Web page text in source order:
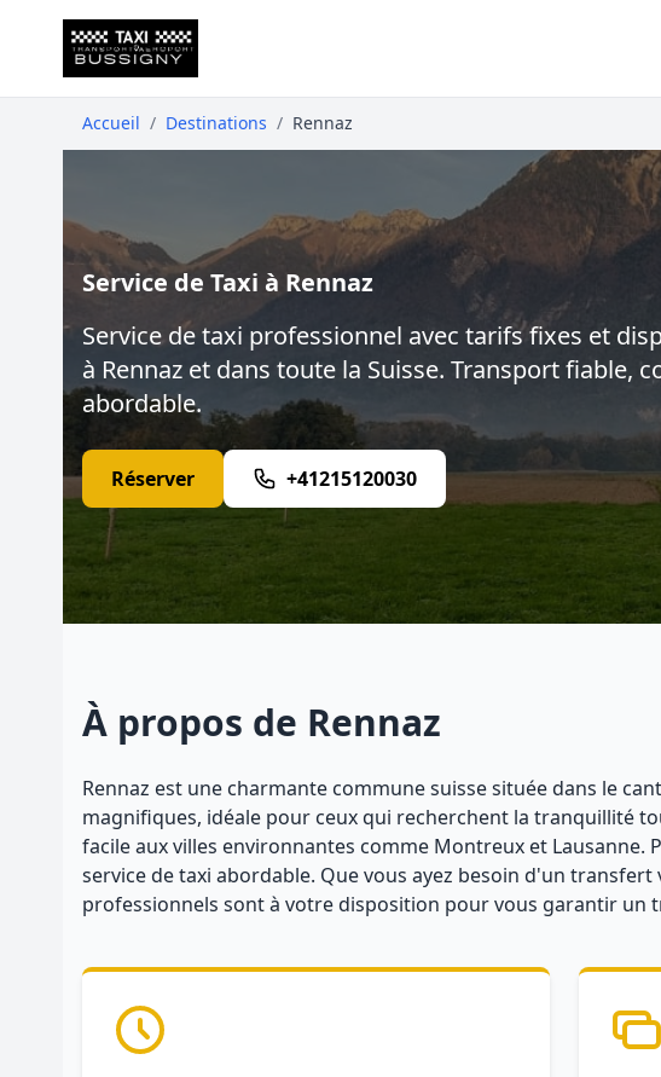
Accueil / Destinations / Rennaz
Service de Taxi à Rennaz
Service de taxi professionnel avec tarifs fixes et
à Rennaz et dans toute la Suisse. Transport fiable,
abordable.
Réserver +41215120030
À propos de Rennaz
Rennaz est une charmante commune suisse située dans le
magnifiques, idéale pour ceux qui recherchent la tranquillité
facile aux villes environnantes comme Montreux et
service de taxi abordable. Que vous ayez besoin d'un
professionnels sont à votre disposition pour vous garantir